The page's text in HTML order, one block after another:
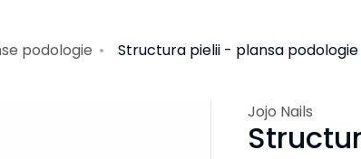
podologie Structura pielii - plansa podologie
Jojo Nails